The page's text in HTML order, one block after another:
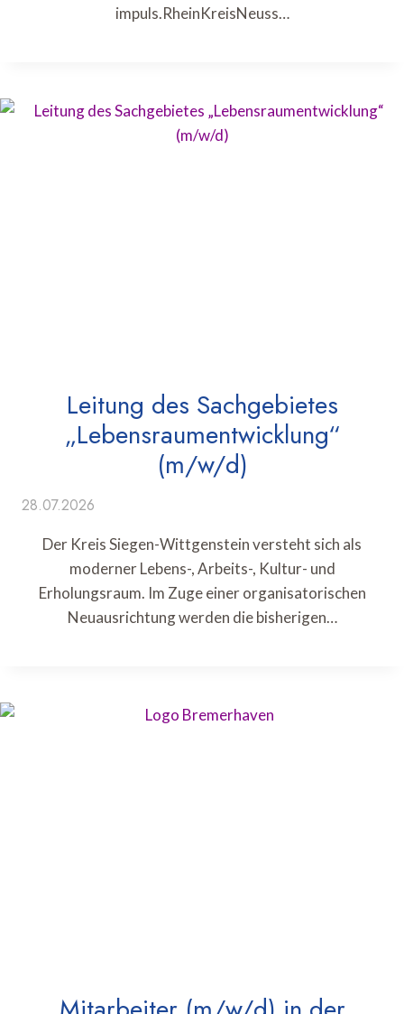
impuls.RheinKreisNeuss…
Leitung des Sachgebietes
„Lebensraumentwicklung“
(m/w/d)
28.07.2026
Der Kreis Siegen-Wittgenstein versteht sich als
moderner Lebens-, Arbeits-, Kultur- und
Erholungsraum. Im Zuge einer organisatorischen
Neuausrichtung werden die bisherigen…